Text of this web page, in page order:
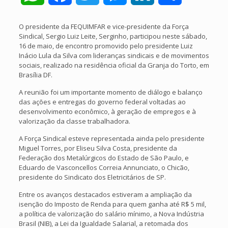
O presidente da FEQUIMFAR e vice-presidente da Força
Sindical, Sergio Luiz Leite, Serginho, participou neste sábado,
16 de maio, de encontro promovido pelo presidente Luiz
Inácio Lula da Silva com lideranças sindicais e de movimentos
sociais, realizado na residência oficial da Granja do Torto, em
Brasília DF.
A reunião foi um importante momento de diálogo e balanço
das ações e entregas do governo federal voltadas ao
desenvolvimento econômico, à geração de empregos e à
valorização da classe trabalhadora.
A Força Sindical esteve representada ainda pelo presidente
Miguel Torres, por Eliseu Silva Costa, presidente da
Federação dos Metalúrgicos do Estado de São Paulo, e
Eduardo de Vasconcellos Correia Annunciato, o Chicão,
presidente do Sindicato dos Eletricitários de SP.
Entre os avanços destacados estiveram a ampliação da
isenção do Imposto de Renda para quem ganha até R$ 5 mil,
a política de valorização do salário mínimo, a Nova Indústria
Brasil (NIB), a Lei da Igualdade Salarial, a retomada dos